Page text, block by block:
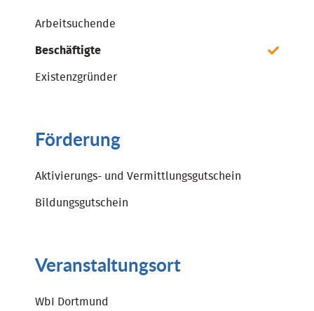
Arbeitsuchende
Beschäftigte
Existenzgründer
Förderung
Aktivierungs- und Vermittlungsgutschein
Bildungsgutschein
Veranstaltungsort
WbI Dortmund